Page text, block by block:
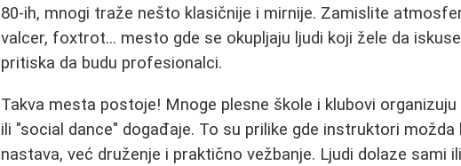
80-ih, mnogi traže nešto klasičnije i mirnije. Zamislite
valcer, foxtrot... mesto gde se okupljaju ljudi koji žele da
pritiska da budu profesionalci.
Takva mesta postoje! Mnoge plesne škole i klubovi
ili "social dance" događaje. To su prilike gde instruktori možda
nastava, već druženje i praktično vežbanje. Ljudi dolaze sami